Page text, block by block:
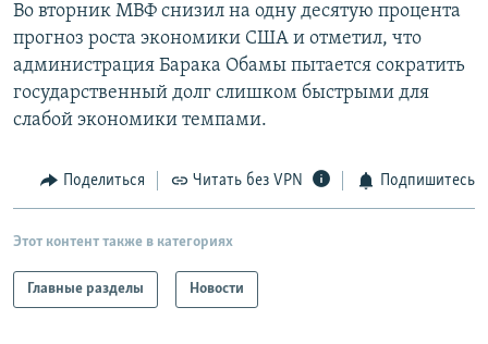
Во вторник МВФ снизил на одну десятую процента
прогноз роста экономики США и отметил, что
администрация Барака Обамы пытается сократить
государственный долг слишком быстрыми для
слабой экономики темпами.
Поделиться Читать без VPN Подпишитесь
Этот контент также в категориях
Главные разделы Новости